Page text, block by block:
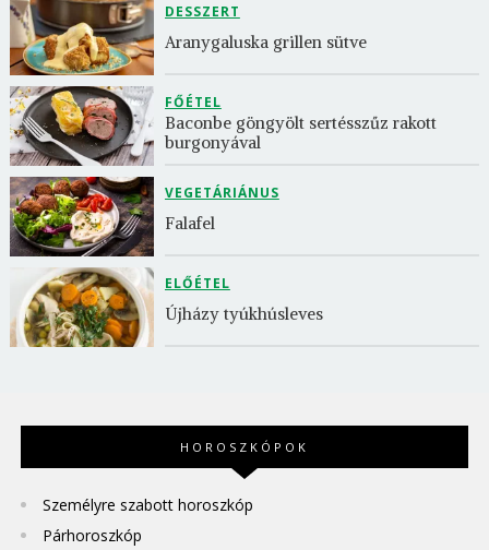
DESSZERT
Aranygaluska grillen sütve
FŐÉTEL
Baconbe göngyölt sertésszűz rakott
burgonyával
VEGETÁRIÁNUS
Falafel
ELŐÉTEL
Újházy tyúkhúsleves
HOROSZKÓPOK
Személyre szabott horoszkóp
Párhoroszkóp